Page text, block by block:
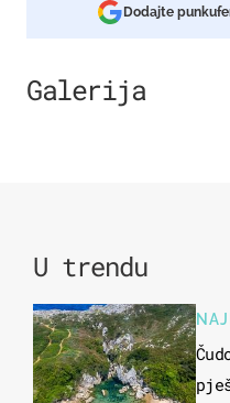
Dodajte
Galerija
U trendu